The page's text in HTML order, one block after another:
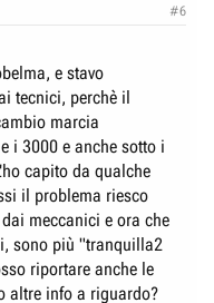
#6
e stavo
tecnici, perchè il
marcia
i 3000 e anche sotto i
capito da qualche
il problema riesco
meccanici e ora che
sono più "tranquilla2
riportare anche le
altre info a riguardo?